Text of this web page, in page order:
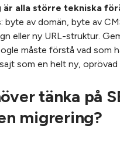
är alla större tekniska
: byte av domän, byte av
eller ny URL-struktur.
måste förstå vad som
som en helt ny,
tänka på
migrering?